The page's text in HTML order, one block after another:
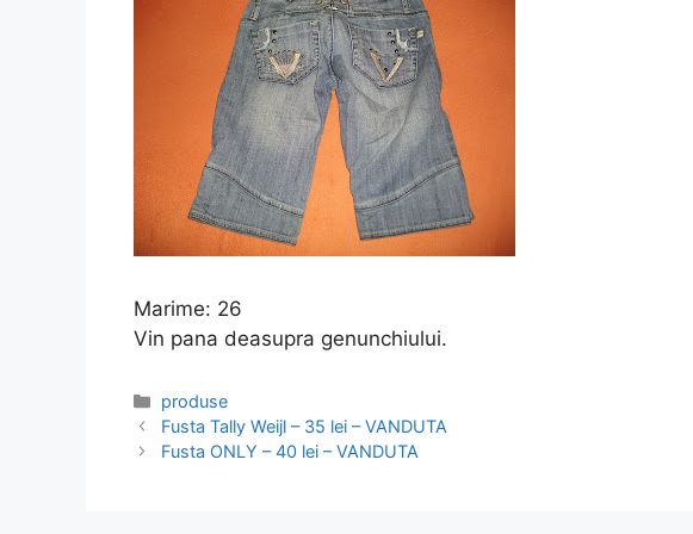
Marime: 26
Vin pana deasupra genunchiului.
Categories
produse
Fusta Tally Weijl – 35 lei – VANDUTA
Fusta ONLY – 40 lei – VANDUTA